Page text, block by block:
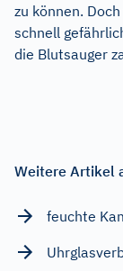
zu können.
schnell
die Blutsauger
Weitere Artikel
feuchte